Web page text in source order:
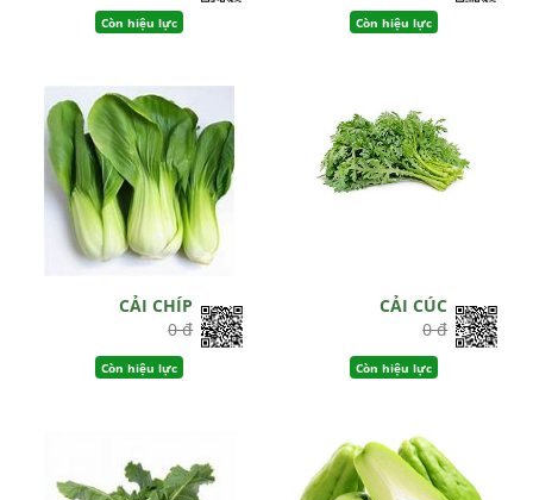
Còn hiệu lực Còn hiệu lực
CẢI CHÍP
0 đ
Còn hiệu lực
CẢI CÚC
0 đ
Còn hiệu lực